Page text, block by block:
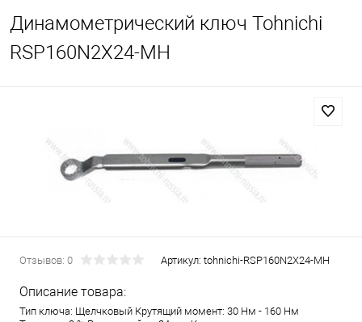
Динамометрический ключ Tohnichi
RSP160N2X24-MH
Отзывов: 0 Артикул: tohnichi-RSP160N2X24-MH
Описание товара:
Тип ключа: Щелчковый Крутящий момент: 30 Нм - 160 Нм